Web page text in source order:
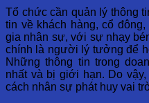
Tổ chức cần quản lý thông
tin về khách hàng, cổ
gia nhân sự, với sự nhạy
chính là người lý tưởng để
Những thông tin trong
nhất và bị giới hạn. Do
cách nhân sự phát huy vai